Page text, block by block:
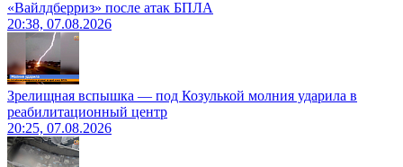
«Вайлдберриз» после атак БПЛА
20:38, 07.08.2026
Зрелищная вспышка — под Козулькой молния ударила в
реабилитационный центр
20:25, 07.08.2026